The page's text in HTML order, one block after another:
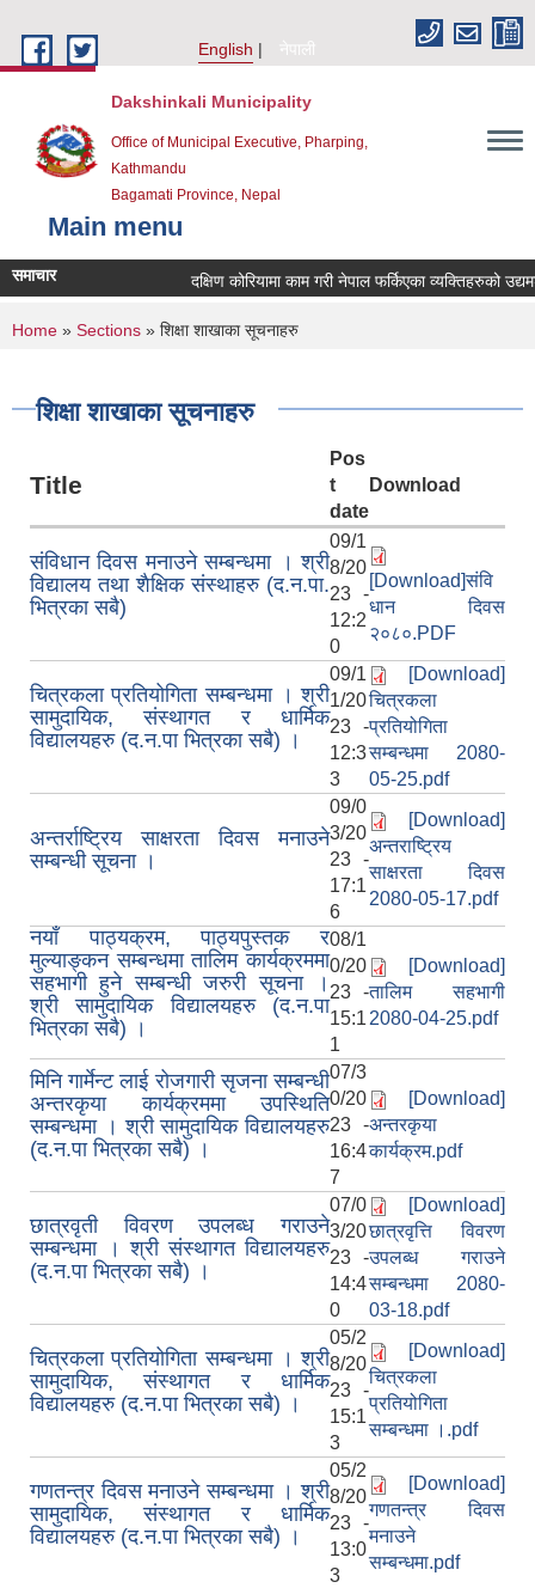
English
नेपाली
Dakshinkali Municipality
Office of Municipal Executive, Pharping,
Kathmandu
Bagamati Province, Nepal
Main menu
समाचार दक्षिण कोरियामा काम गरी नेपाल फर्किएका व्यक्तिहरुको
You are here
Home » Sections » शिक्षा शाखाका सूचनाहरु
शिक्षा शाखाका सूचनाहरु
Title
Pos
t
date
Download
संविधान दिवस मनाउने सम्बन्धमा । श्री
विद्यालय तथा शैक्षिक संस्थाहरु (द.न.पा.
भित्रका सबै)
09/1
8/20
23 -
12:2
0
[Download]संवि
धान दिवस
२०८०.PDF
चित्रकला प्रतियोगिता सम्बन्धमा । श्री
सामुदायिक, संस्थागत र धार्मिक
विद्यालयहरु (द.न.पा भित्रका सबै) ।
09/1
1/20
23 -
12:3
3
[Download]
चित्रकला
प्रतियोगिता
सम्बन्धमा 2080-
05-25.pdf
अन्तर्राष्ट्रिय साक्षरता दिवस मनाउने
सम्बन्धी सूचना ।
09/0
3/20
23 -
17:1
6
[Download]
अन्तराष्ट्रिय
साक्षरता दिवस
2080-05-17.pdf
नयाँ पाठ्यक्रम, पाठ्यपुस्तक र
मुल्याङ्कन सम्बन्धमा तालिम कार्यक्रममा
सहभागी हुने सम्बन्धी जरुरी सूचना ।
श्री सामुदायिक विद्यालयहरु (द.न.पा
भित्रका सबै) ।
08/1
0/20
23 -
15:1
1
[Download]
तालिम सहभागी
2080-04-25.pdf
मिनि गार्मेन्ट लाई रोजगारी सृजना सम्बन्धी
अन्तरकृया कार्यक्रममा उपस्थिति
सम्बन्धमा । श्री सामुदायिक विद्यालयहरु
(द.न.पा भित्रका सबै) ।
07/3
0/20
23 -
16:4
7
[Download]
अन्तरकृया
कार्यक्रम.pdf
छात्रवृती विवरण उपलब्ध गराउने
सम्बन्धमा । श्री संस्थागत विद्यालयहरु
(द.न.पा भित्रका सबै) ।
07/0
3/20
23 -
14:4
0
[Download]
छात्रवृत्ति विवरण
उपलब्ध गराउने
सम्बन्धमा 2080-
03-18.pdf
चित्रकला प्रतियोगिता सम्बन्धमा । श्री
सामुदायिक, संस्थागत र धार्मिक
विद्यालयहरु (द.न.पा भित्रका सबै) ।
05/2
8/20
23 -
15:1
3
[Download]
चित्रकला
प्रतियोगिता
सम्बन्धमा ।.pdf
गणतन्त्र दिवस मनाउने सम्बन्धमा । श्री
सामुदायिक, संस्थागत र धार्मिक
विद्यालयहरु (द.न.पा भित्रका सबै) ।
05/2
8/20
23 -
13:0
3
[Download]
गणतन्त्र दिवस
मनाउने
सम्बन्धमा.pdf